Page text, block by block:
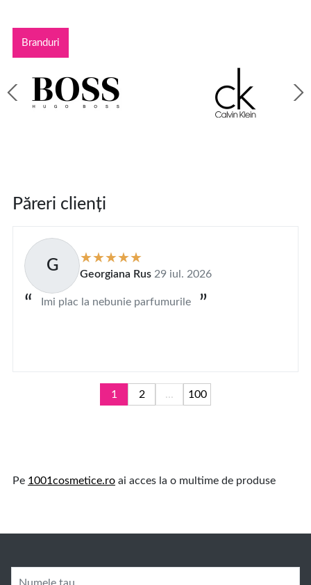
Branduri
Păreri clienți
G Georgiana Rus 29 iul. 2026
Imi plac la nebunie parfumurile
1 2 ... 100
Pe 1001cosmetice.ro ai acces la o multime de produse